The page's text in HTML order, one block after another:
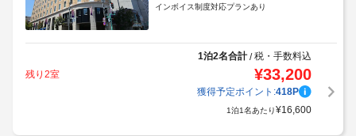
インボイス制度対応プランあり
1泊2名合計/税・手数料込
残り2室
¥33,200
獲得予定ポイント:418P
1泊1名あたり¥16,600